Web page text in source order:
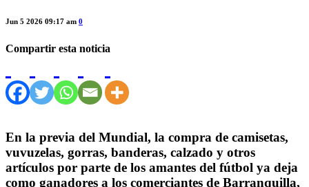
Jun 5 2026 09:17 am 0
Compartir esta noticia
En la previa del Mundial, la compra de camisetas,
vuvuzelas, gorras, banderas, calzado y otros
artículos por parte de los amantes del fútbol ya deja
como ganadores a los comerciantes de Barranquilla,